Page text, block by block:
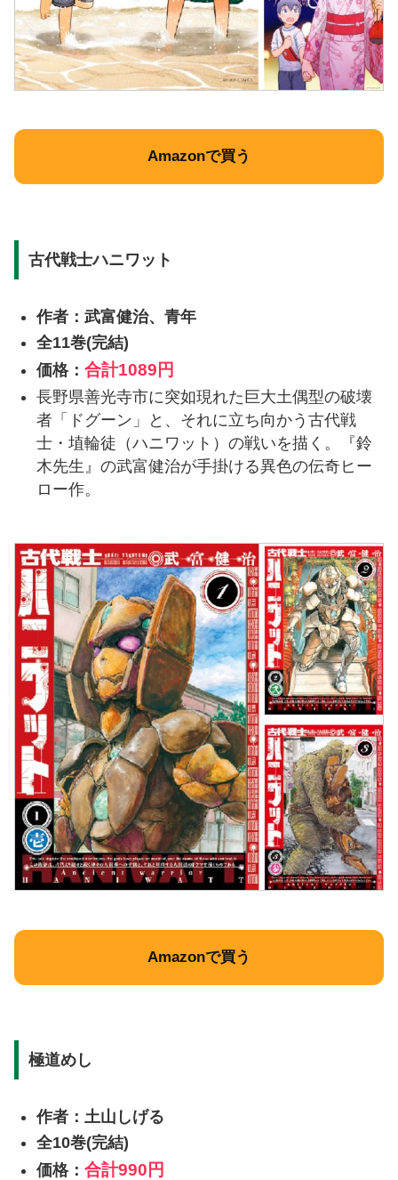
Amazonで買う
古代戦士ハニワット
作者：武富健治、青年
全11巻(完結)
価格： 合計1089円
長野県善光寺市に突如現れた巨大土偶型の破壊
者「ドグーン」と、それに立ち向かう古代戦
士・埴輪徒（ハニワット）の戦いを描く。『鈴
木先生』の武富健治が手掛ける異色の伝奇ヒー
ロー作。
Amazonで買う
極道めし
作者：土山しげる
全10巻(完結)
価格： 合計990円